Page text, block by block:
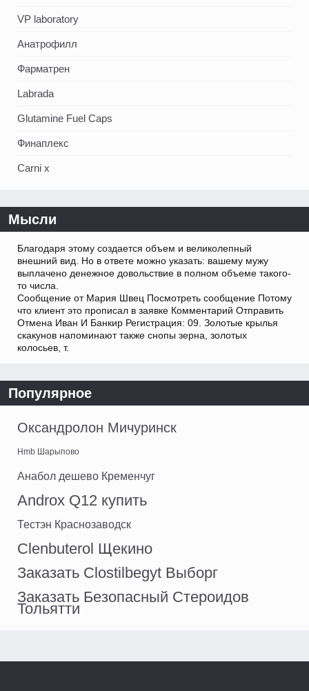
VP laboratory
Анатрофилл
Фарматрен
Labrada
Glutamine Fuel Caps
Финаплекс
Carni x
Мысли
Благодаря этому создается объем и великолепный
внешний вид. Но в ответе можно указать: вашему мужу
выплачено денежное довольствие в полном объеме такого-
то числа.
Сообщение от Мария Швец Посмотреть сообщение Потому
что клиент это прописал в заявке Комментарий Отправить
Отмена Иван И Банкир Регистрация: 09. Золотые крылья
скакунов напоминают также снопы зерна, золотых
колосьев, т.
Популярное
Оксандролон Мичуринск
Hmb Шарыпово
Анабол дешево Кременчуг
Androx Q12 купить
Тестэн Краснозаводск
Clenbuterol Щекино
Заказать Clostilbegyt Выборг
Заказать Безопасный Стероидов
Тольятти